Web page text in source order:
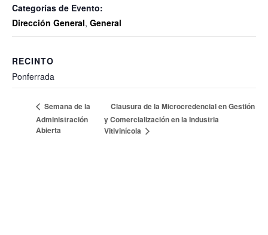
Categorías de Evento:
Dirección General, General
RECINTO
Ponferrada
Semana de la
Administración
Abierta
Clausura de la Microcredencial en Gestión
y Comercialización en la Industria
Vitivinícola